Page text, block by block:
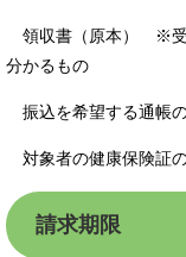
領収書（原本） ※受
分かるもの
振込を希望する通帳
対象者の健康保険証
請求期限